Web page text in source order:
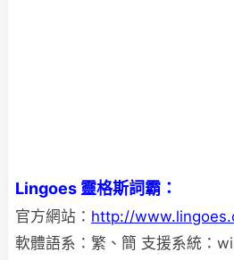
Lingoes 靈格斯詞霸：
官方網站： http://
軟體語系：繁、簡 支援系統：